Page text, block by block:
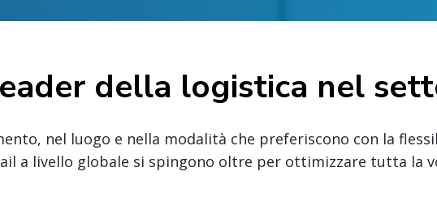
della logistica nel
nel luogo e nella modalità che preferiscono con la
a livello globale si spingono oltre per ottimizzare tutta la